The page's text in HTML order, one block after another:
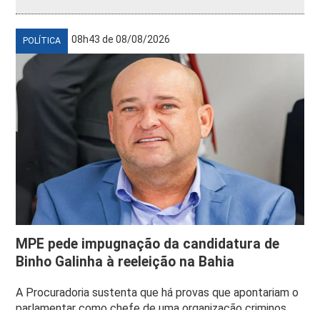
POLÍTICA 08h43 de 08/08/2026
MPE pede impugnação da candidatura de
Binho Galinha à reeleição na Bahia
A Procuradoria sustenta que há provas que apontariam o